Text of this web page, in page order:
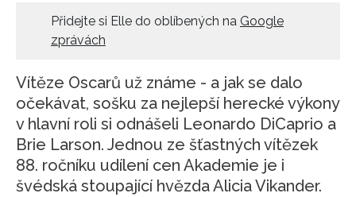
Přidejte si Elle do oblíbených na Google
zprávách
Vítěze Oscarů už známe - a jak se dalo
očekávat, sošku za nejlepší herecké výkony
v hlavní roli si odnášeli Leonardo DiCaprio a
Brie Larson. Jednou ze šťastných vítězek
88. ročníku udílení cen Akademie je i
švédská stoupající hvězda Alicia Vikander.